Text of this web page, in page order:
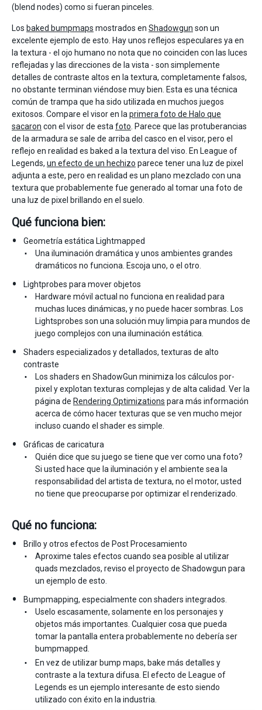
(blend nodes) como si fueran pinceles.
Los baked bumpmaps mostrados en Shadowgun son un
excelente ejemplo de esto. Hay unos reflejos especulares ya en
la textura - el ojo humano no nota que no coinciden con las luces
reflejadas y las direcciones de la vista - son simplemente
detalles de contraste altos en la textura, completamente falsos,
no obstante terminan viéndose muy bien. Esta es una técnica
común de trampa que ha sido utilizada en muchos juegos
exitosos. Compare el visor en la primera foto de Halo que
sacaron con el visor de esta foto . Parece que las protuberancias
de la armadura se sale de arriba del casco en el visor, pero el
reflejo en realidad es baked a la textura del viso. En League of
Legends, un efecto de un hechizo parece tener una luz de pixel
adjunta a este, pero en realidad es un plano mezclado con una
textura que probablemente fue generado al tomar una foto de
una luz de pixel brillando en el suelo.
Qué funciona bien:
Geometría estática Lightmapped
Una iluminación dramática y unos ambientes grandes
dramáticos no funciona. Escoja uno, o el otro.
Lightprobes para mover objetos
Hardware móvil actual no funciona en realidad para
muchas luces dinámicas, y no puede hacer sombras. Los
Lightsprobes son una solución muy limpia para mundos de
juego complejos con una iluminación estática.
Shaders especializados y detallados, texturas de alto
contraste
Los shaders en ShadowGun minimiza los cálculos por-
pixel y explotan texturas complejas y de alta calidad. Ver la
página de Rendering Optimizations para más información
acerca de cómo hacer texturas que se ven mucho mejor
incluso cuando el shader es simple.
Gráficas de caricatura
Quién dice que su juego se tiene que ver como una foto?
Si usted hace que la iluminación y el ambiente sea la
responsabilidad del artista de textura, no el motor, usted
no tiene que preocuparse por optimizar el renderizado.
Qué no funciona:
Brillo y otros efectos de Post Procesamiento
Aproxime tales efectos cuando sea posible al utilizar
quads mezclados, reviso el proyecto de Shadowgun para
un ejemplo de esto.
Bumpmapping, especialmente con shaders integrados.
Uselo escasamente, solamente en los personajes y
objetos más importantes. Cualquier cosa que pueda
tomar la pantalla entera probablemente no debería ser
bumpmapped.
En vez de utilizar bump maps, bake más detalles y
contraste a la textura difusa. El efecto de League of
Legends es un ejemplo interesante de esto siendo
utilizado con éxito en la industria.